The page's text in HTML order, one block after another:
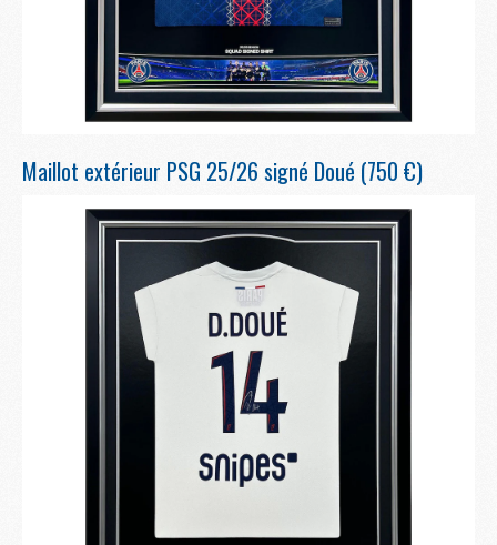
Maillot extérieur PSG 25/26 signé Doué (750 €)